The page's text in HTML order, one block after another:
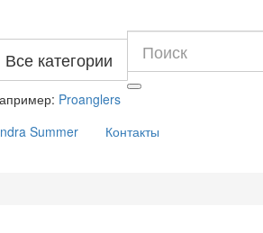
Все категории
Proanglers
Summer Контакты